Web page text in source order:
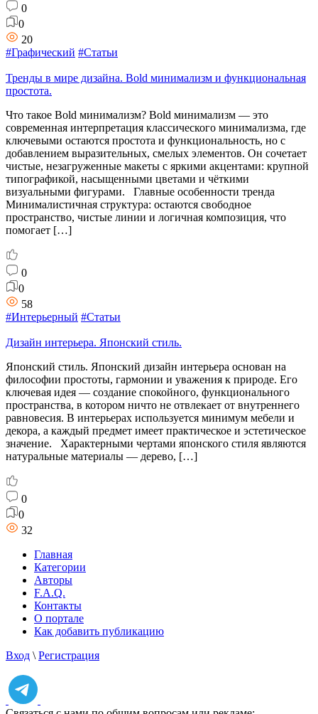
0
0
20
#Графический #Статьи
Тренды в мире дизайна. Bold минимализм и функциональная
простота.
Что такое Bold минимализм? Bold минимализм — это
современная интерпретация классического минимализма, где
ключевыми остаются простота и функциональность, но с
добавлением выразительных, смелых элементов. Он сочетает
чистые, незагруженные макеты с яркими акцентами: крупной
типографикой, насыщенными цветами и чёткими
визуальными фигурами. Главные особенности тренда
Минималистичная структура: остаются свободное
пространство, чистые линии и логичная композиция, что
помогает […]
0
0
58
#Интерьерный #Статьи
Дизайн интерьера. Японский стиль.
Японский стиль. Японский дизайн интерьера основан на
философии простоты, гармонии и уважения к природе. Его
ключевая идея — создание спокойного, функционального
пространства, в котором ничто не отвлекает от внутреннего
равновесия. В интерьерах используется минимум мебели и
декора, а каждый предмет имеет практическое и эстетическое
значение. Характерными чертами японского стиля являются
натуральные материалы — дерево, […]
0
0
32
Главная
Категории
Авторы
F.A.Q.
Контакты
О портале
Как добавить публикацию
Вход \ Регистрация